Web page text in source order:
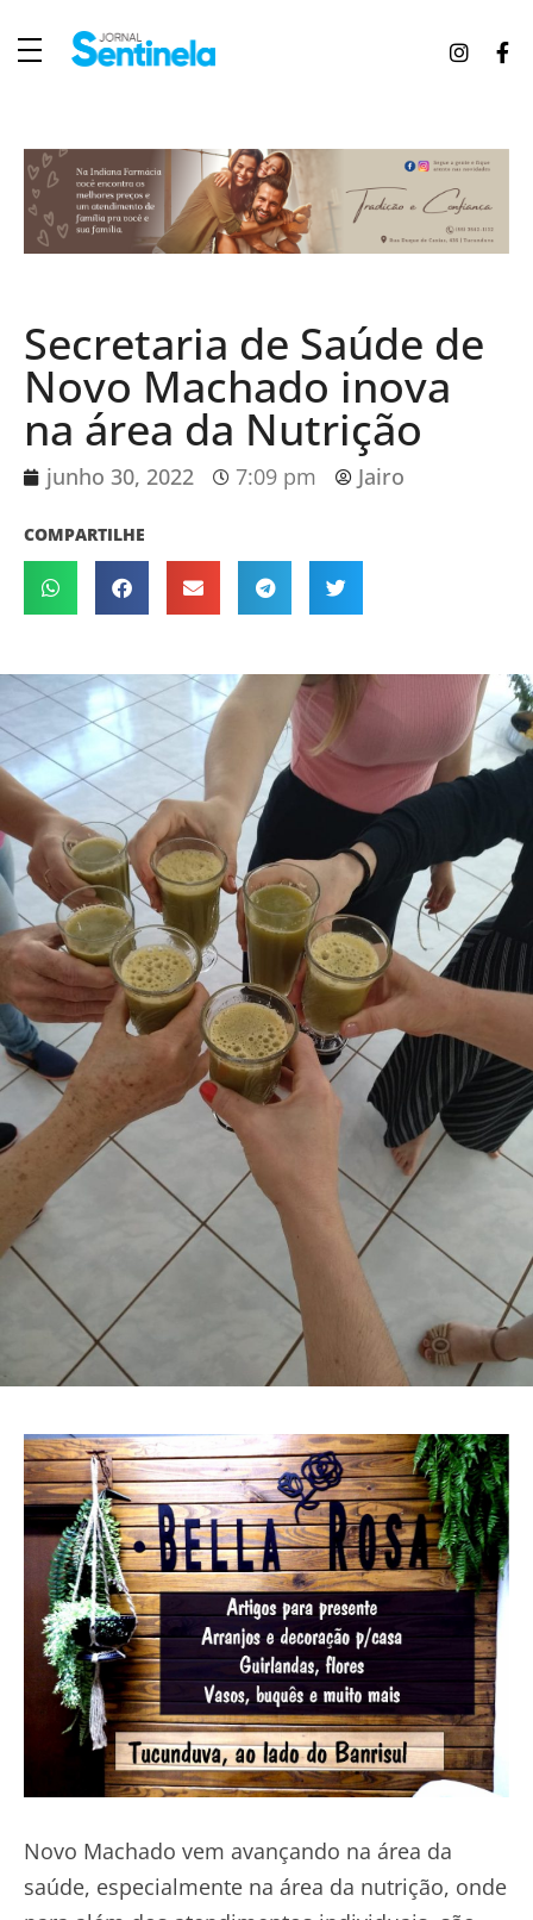
Secretaria de Saúde de
Novo Machado inova
na área da Nutrição
junho 30, 2022 7:09 pm Jairo
COMPARTILHE
Novo Machado vem avançando na área da
saúde, especialmente na área da nutrição, onde